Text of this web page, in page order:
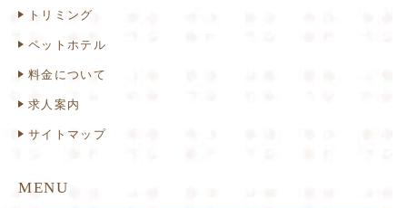
トリミング
ペットホテル
料金について
求人案内
サイトマップ
MENU